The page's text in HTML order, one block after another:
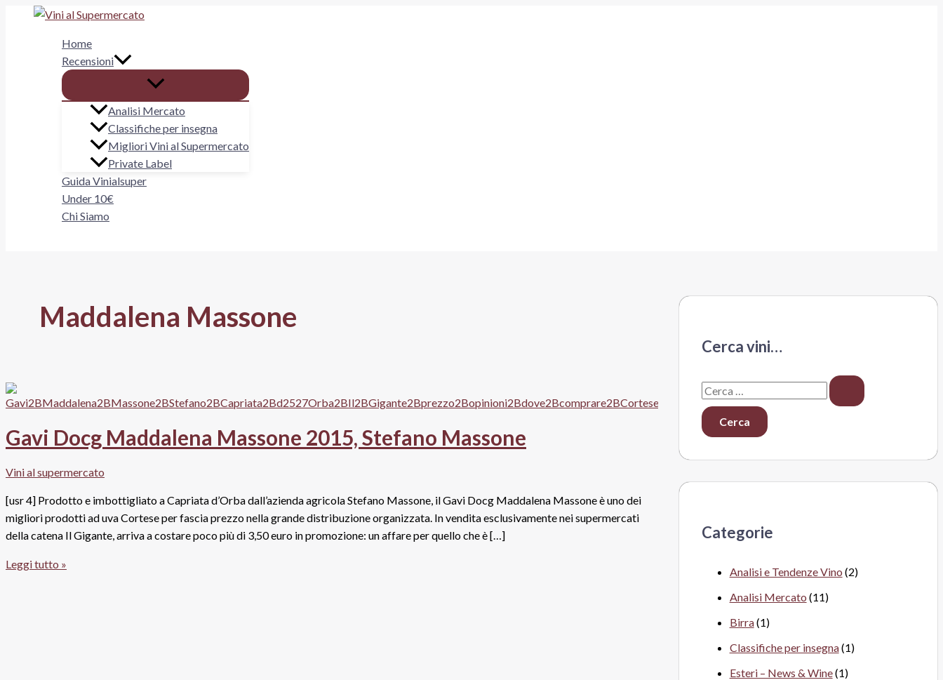
Home
Recensioni
Analisi Mercato
Classifiche per insegna
Migliori Vini al Supermercato
Private Label
Guida Vinialsuper
Under 10€
Chi Siamo
Maddalena Massone
Gavi Docg Maddalena Massone 2015, Stefano Massone
Vini al supermercato
[usr 4] Prodotto e imbottigliato a Capriata d’Orba dall’azienda agricola Stefano Massone, il Gavi Docg Maddalena Massone è uno dei
migliori prodotti ad uva Cortese per fascia prezzo nella grande distribuzione organizzata. In vendita esclusivamente nei supermercati
della catena Il Gigante, arriva a costare poco più di 3,50 euro in promozione: un affare per quello che è […]
Gavi
Leggi tutto »
Cerca vini…
C
e
r
Categorie
Analisi e Tendenze Vino (2)
Analisi Mercato (11)
Birra(1)
Classifiche per insegna(1)
Esteri – News & Wine(1)